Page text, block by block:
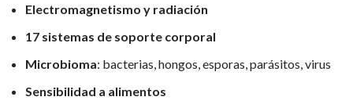
Electromagnetismo y radiación
17 sistemas de soporte corporal
Microbioma: bacterias, hongos, esporas, parásitos, virus
Sensibilidad a alimentos